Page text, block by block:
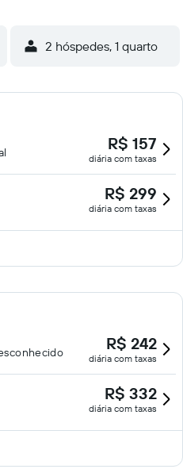
2 hóspedes, 1 quarto
R$ 157
diária com taxas
R$ 299
diária com taxas
R$ 242
diária com taxas
R$ 332
diária com taxas